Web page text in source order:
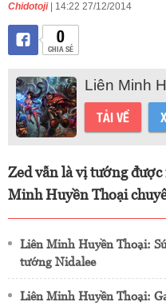
Chidotoji | 14:22 27/12/2014
0
CHIA SẺ
Liên Minh
TẢI VỀ
Zed vẫn là vị tướng
Minh Huyền Thoại
Liên Minh Huyền Thoại:
tướng Nidalee
Liên Minh Huyền Thoại: